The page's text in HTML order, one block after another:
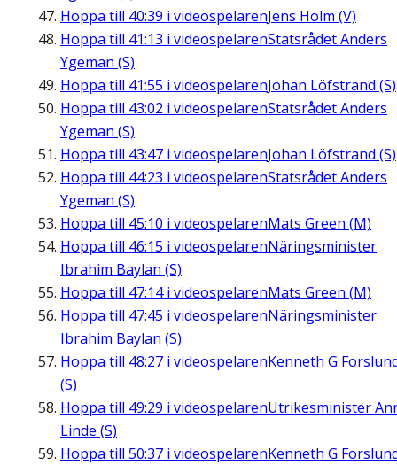
Hoppa till 40:39 i videospelarenJens Holm (V)
Hoppa till 41:13 i videospelarenStatsrådet Anders
Ygeman (S)
Hoppa till 41:55 i videospelarenJohan Löfstrand (S)
Hoppa till 43:02 i videospelarenStatsrådet Anders
Ygeman (S)
Hoppa till 43:47 i videospelarenJohan Löfstrand (S)
Hoppa till 44:23 i videospelarenStatsrådet Anders
Ygeman (S)
Hoppa till 45:10 i videospelarenMats Green (M)
Hoppa till 46:15 i videospelarenNäringsminister
Ibrahim Baylan (S)
Hoppa till 47:14i videospelarenMats Green (M)
Hoppa till 47:45 i videospelarenNäringsminister
Ibrahim Baylan (S)
Hoppa till 48:27 i videospelarenKenneth G
(S)
Hoppa till 49:29 i videospelarenUtrikesminister
Linde (S)
Hoppa till 50:37 i videospelarenKenneth G